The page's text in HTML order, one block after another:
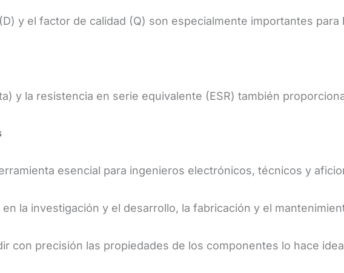
y el factor de calidad (Q) son especialmente importantes
y la resistencia en serie equivalente (ESR) también
esencial para ingenieros electrónicos, técnicos y
la investigación y el desarrollo, la fabricación y el
con precisión las propiedades de los componentes lo hace